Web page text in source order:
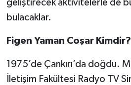
geliştirecek aktivitelerle de
bulacaklar.
Figen Yaman Coşar Kimdir?
1975’de Çankırı’da doğdu.
İletişim Fakültesi Radyo TV